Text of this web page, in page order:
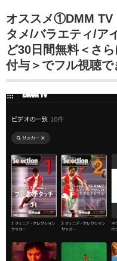
オススメ①DMM TV
タメ/バラエティ/ア
ど30日間無料＜さ
付与＞でフル視聴で